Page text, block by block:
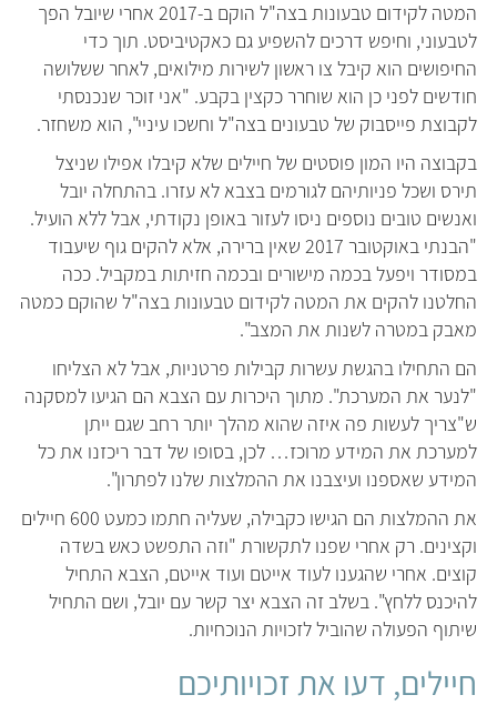
המטה לקידום טבעונות בצה"ל הוקם ב-2017 אחרי שיובל הפך
לטבעוני, וחיפש דרכים להשפיע גם כאקטיביסט. תוך כדי
החיפושים הוא קיבל צו ראשון לשירות מילואים, לאחר ששלושה
חודשים לפני כן הוא שוחרר כקצין בקבע. "אני זוכר שנכנסתי
לקבוצת פייסבוק של טבעונים בצה"ל וחשכו עיניי", הוא משחזר.
בקבוצה היו המון פוסטים של חיילים שלא קיבלו אפילו שניצל
תירס ושכל פניותיהם לגורמים בצבא לא עזרו. בהתחלה יובל
ואנשים טובים נוספים ניסו לעזור באופן נקודתי, אבל ללא הועיל.
"הבנתי באוקטובר 2017 שאין ברירה, אלא להקים גוף שיעבוד
במסודר ויפעל בכמה מישורים ובכמה חזיתות במקביל. ככה
החלטנו להקים את המטה לקידום טבעונות בצה"ל שהוקם כמטה
מאבק במטרה לשנות את המצב".
הם התחילו בהגשת עשרות קבילות פרטניות, אבל לא הצליחו
"לנער את המערכת". מתוך היכרות עם הצבא הם הגיעו למסקנה
ש"צריך לעשות פה איזה שהוא מהלך יותר רחב שגם ייתן
למערכת את המידע מרוכז… לכן, בסופו של דבר ריכזנו את כל
המידע שאספנו ועיצבנו את ההמלצות שלנו לפתרון".
את ההמלצות הם הגישו כקבילה, שעליה חתמו כמעט 600 חיילים
וקצינים. רק אחרי שפנו לתקשורת "וזה התפשט כאש בשדה
קוצים. אחרי שהגענו לעוד אייטם ועוד אייטם, הצבא התחיל
להיכנס ללחץ". בשלב זה הצבא יצר קשר עם יובל, ושם התחיל
שיתוף הפעולה שהוביל לזכויות הנוכחיות.
חיילים, דעו את זכויותיכם